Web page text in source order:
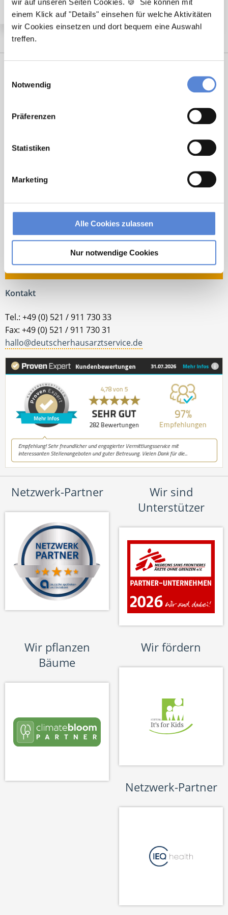
wir auf unseren Seiten Cookies. 🍪 Sie können mit
einem Klick auf "Details" einsehen für welche Aktivitäten
wir Cookies einsetzen und dort bequem eine Auswahl
treffen.
Notwendig
Präferenzen
Statistiken
Marketing
Alle Cookies zulassen
Nur notwendige Cookies
Tanja Bellon
Ansprechpartnerin
unterstütze Sie bei der Suche nach einer Stelle, die
wirklich zu Ihnen passt. Bei Fragen zum
Bewerbungsprozess bin ich gerne für Sie da!
Jetzt zur kostenlosen Stellenanfrage
Kontakt
Tel.: +49 (0) 521 / 911 730 33
Fax: +49 (0) 521 / 911 730 31
hallo@deutscherhausarztservice.de
Netzwerk-Partner
Wir sind
Unterstützer
Wir pflanzen
Bäume
Wir fördern
Netzwerk-Partner